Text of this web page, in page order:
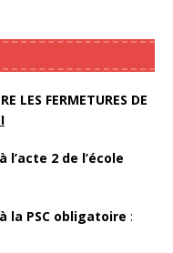
LES FERMETURES DE
l’acte 2 de l’école
la PSC obligatoire :